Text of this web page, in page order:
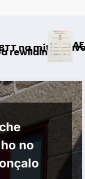
da
– Campeonato
no